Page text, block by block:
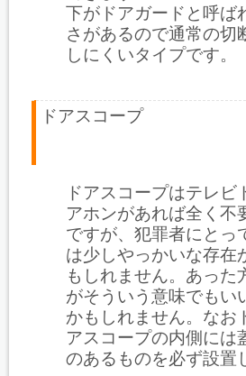
下がドアガードと呼ば
さがあるので通常の切
しにくいタイプです。
ドアスコープ
ドアスコープはテレビ
アホンがあれば全く不
ですが、犯罪者にとっ
は少しやっかいな存在
もしれません。あった
がそういう意味でもい
かもしれません。なお
アスコープの内側には
のあるものを必ず設置